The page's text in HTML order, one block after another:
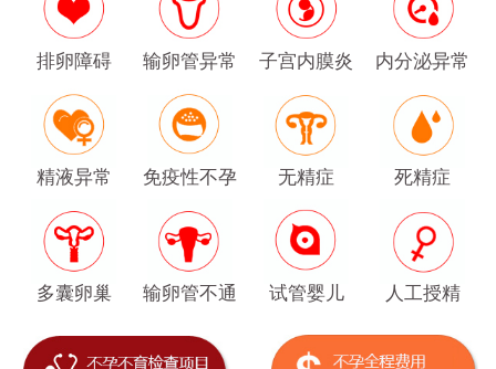
排卵障碍 输卵管异常 子宫内膜炎 内分泌异常
精液异常 免疫性不孕 无精症 死精症
多囊卵巢 输卵管不通 试管婴儿 人工授精